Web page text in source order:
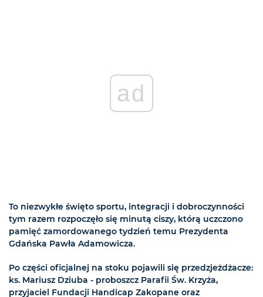
ad
To niezwykłe święto sportu, integracji i dobroczynności
tym razem rozpoczęło się minutą ciszy, którą uczczono
pamięć zamordowanego tydzień temu Prezydenta
Gdańska Pawła Adamowicza.
Po części oficjalnej na stoku pojawili się przedzjeżdżacze:
ks. Mariusz Dziuba - proboszcz Parafii Św. Krzyża,
przyjaciel Fundacji Handicap Zakopane oraz